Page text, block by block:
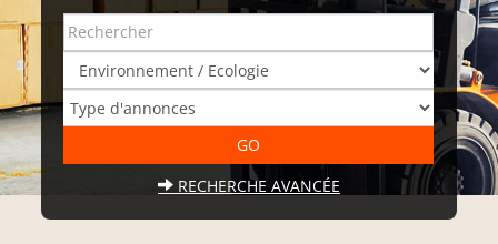
RECHERCHE AVANCÉE